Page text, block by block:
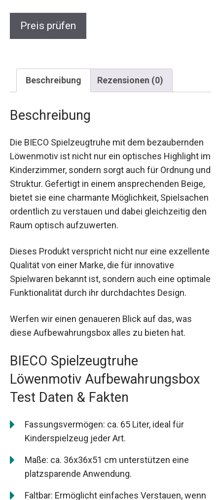
Preis prüfen
Beschreibung Rezensionen (0)
Beschreibung
Die BIECO Spielzeugtruhe mit dem bezaubernden
Löwenmotiv ist nicht nur ein optisches Highlight im
Kinderzimmer, sondern sorgt auch für Ordnung und
Struktur. Gefertigt in einem ansprechenden Beige,
bietet sie eine charmante Möglichkeit, Spielsachen
ordentlich zu verstauen und dabei gleichzeitig den
Raum optisch aufzuwerten.
Dieses Produkt verspricht nicht nur eine exzellente
Qualität von einer Marke, die für innovative
Spielwaren bekannt ist, sondern auch eine optimale
Funktionalität durch ihr durchdachtes Design.
Werfen wir einen genaueren Blick auf das, was
diese Aufbewahrungsbox alles zu bieten hat.
BIECO Spielzeugtruhe
Löwenmotiv Aufbewahrungsbox
Test Daten & Fakten
Fassungsvermögen: ca. 65 Liter, ideal für
Kinderspielzeug jeder Art.
Maße: ca. 36x36x51 cm unterstützen eine
platzsparende Anwendung.
Faltbar: Ermöglicht einfaches Verstauen, wenn